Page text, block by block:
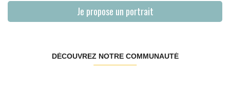
Je propose un portrait
DÉCOUVREZ NOTRE COMMUNAUTÉ